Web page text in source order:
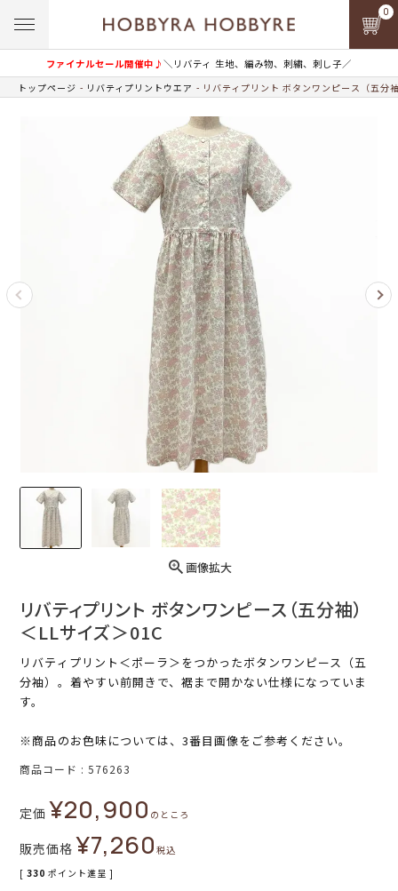
ファイナルセール開催中♪＼リバティ 生地、編み物、刺繍、刺し子／
0
トップページ リバティプリントウエア リバティプリント ボタンワンピース（五分
画像拡大
リバティプリント ボタンワンピース（五分袖）
＜LLサイズ＞01C
リバティプリント＜ポーラ＞をつかったボタンワンピース（五
分袖）。着やすい前開きで、裾まで開かない仕様になっていま
す。
※商品のお色味については、3番目画像をご参考ください。
商品コード 576263
定価 ¥20,900 のところ
販売価格 ¥7,260税込
[ 330 ポイント進呈 ]